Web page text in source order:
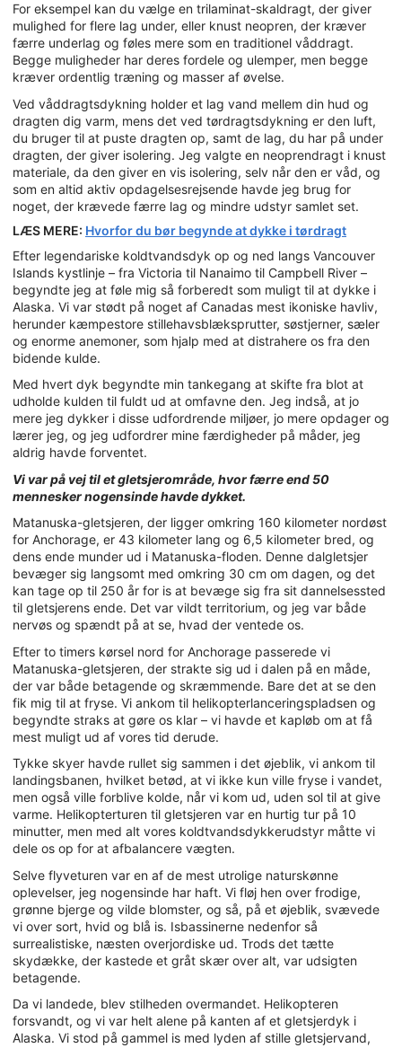
For eksempel kan du vælge en trilaminat-skaldragt, der giver
mulighed for flere lag under, eller knust neopren, der kræver
færre underlag og føles mere som en traditionel våddragt.
Begge muligheder har deres fordele og ulemper, men begge
kræver ordentlig træning og masser af øvelse.
Ved våddragtsdykning holder et lag vand mellem din hud og
dragten dig varm, mens det ved tørdragtsdykning er den luft,
du bruger til at puste dragten op, samt de lag, du har på under
dragten, der giver isolering. Jeg valgte en neoprendragt i knust
materiale, da den giver en vis isolering, selv når den er våd, og
som en altid aktiv opdagelsesrejsende havde jeg brug for
noget, der krævede færre lag og mindre udstyr samlet set.
LÆS MERE: Hvorfor du bør begynde at dykke i tørdragt
Efter legendariske koldtvandsdyk op og ned langs Vancouver
Islands kystlinje – fra Victoria til Nanaimo til Campbell River –
begyndte jeg at føle mig så forberedt som muligt til at dykke i
Alaska. Vi var stødt på noget af Canadas mest ikoniske havliv,
herunder kæmpestore stillehavsblæksprutter, søstjerner, sæler
og enorme anemoner, som hjalp med at distrahere os fra den
bidende kulde.
Med hvert dyk begyndte min tankegang at skifte fra blot at
udholde kulden til fuldt ud at omfavne den. Jeg indså, at jo
mere jeg dykker i disse udfordrende miljøer, jo mere opdager og
lærer jeg, og jeg udfordrer mine færdigheder på måder, jeg
aldrig havde forventet.
Vi var på vej til et gletsjerområde, hvor færre end 50
mennesker nogensinde havde dykket.
Matanuska-gletsjeren, der ligger omkring 160 kilometer nordøst
for Anchorage, er 43 kilometer lang og 6,5 kilometer bred, og
dens ende munder ud i Matanuska-floden. Denne dalgletsjer
bevæger sig langsomt med omkring 30 cm om dagen, og det
kan tage op til 250 år for is at bevæge sig fra sit dannelsessted
til gletsjerens ende. Det var vildt territorium, og jeg var både
nervøs og spændt på at se, hvad der ventede os.
Efter to timers kørsel nord for Anchorage passerede vi
Matanuska-gletsjeren, der strakte sig ud i dalen på en måde,
der var både betagende og skræmmende. Bare det at se den
fik mig til at fryse. Vi ankom til helikopterlanceringspladsen og
begyndte straks at gøre os klar – vi havde et kapløb om at få
mest muligt ud af vores tid derude.
Tykke skyer havde rullet sig sammen i det øjeblik, vi ankom til
landingsbanen, hvilket betød, at vi ikke kun ville fryse i vandet,
men også ville forblive kolde, når vi kom ud, uden sol til at give
varme. Helikopterturen til gletsjeren var en hurtig tur på 10
minutter, men med alt vores koldtvandsdykkerudstyr måtte vi
dele os op for at afbalancere vægten.
Selve flyveturen var en af de mest utrolige naturskønne
oplevelser, jeg nogensinde har haft. Vi fløj hen over frodige,
grønne bjerge og vilde blomster, og så, på et øjeblik, svævede
vi over sort, hvid og blå is. Isbassinerne nedenfor så
surrealistiske, næsten overjordiske ud. Trods det tætte
skydække, der kastede et gråt skær over alt, var udsigten
betagende.
Da vi landede, blev stilheden overmandet. Helikopteren
forsvandt, og vi var helt alene på kanten af et gletsjerdyk i
Alaska. Vi stod på gammel is med lyden af stille gletsjervand,